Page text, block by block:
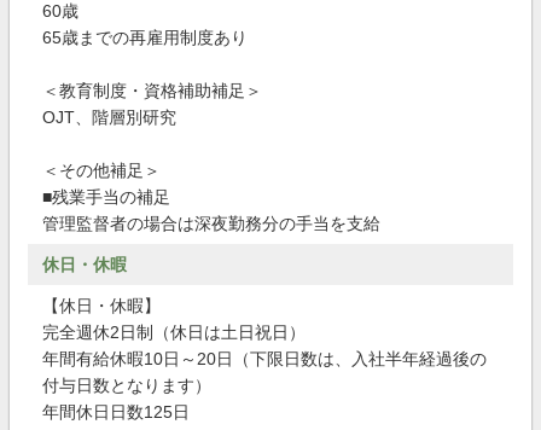
60歳
65歳までの再雇用制度あり
＜教育制度・資格補助補足＞
OJT、階層別研究
＜その他補足＞
■残業手当の補足
管理監督者の場合は深夜勤務分の手当を支給
休日・休暇
【休日・休暇】
完全週休2日制（休日は土日祝日）
年間有給休暇10日～20日（下限日数は、入社半年経過後の
付与日数となります）
年間休日日数125日